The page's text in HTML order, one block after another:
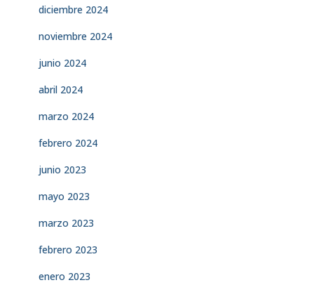
diciembre 2024
noviembre 2024
junio 2024
abril 2024
marzo 2024
febrero 2024
junio 2023
mayo 2023
marzo 2023
febrero 2023
enero 2023